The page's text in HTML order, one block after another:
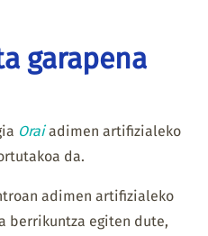
garapena
Oraiadimen artifizialeko
da.
adimen artifizialeko
berrikuntza egiten dute,